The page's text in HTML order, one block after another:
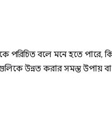
পরিচিত বলে মনে হতে পারে,
উন্নত করার সমস্ত উপায়